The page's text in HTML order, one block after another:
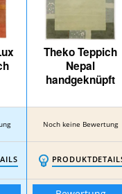
Theko Teppich
Nepal
handgeknüpft
Noch keine Bewertung